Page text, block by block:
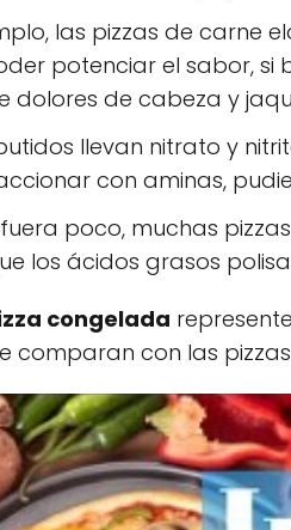
las pizzas de carne
potenciar el sabor, si
dolores de cabeza y
llevan nitrato y
con aminas,
fuera poco, muchas
los ácidos grasos
congelada
comparan con las